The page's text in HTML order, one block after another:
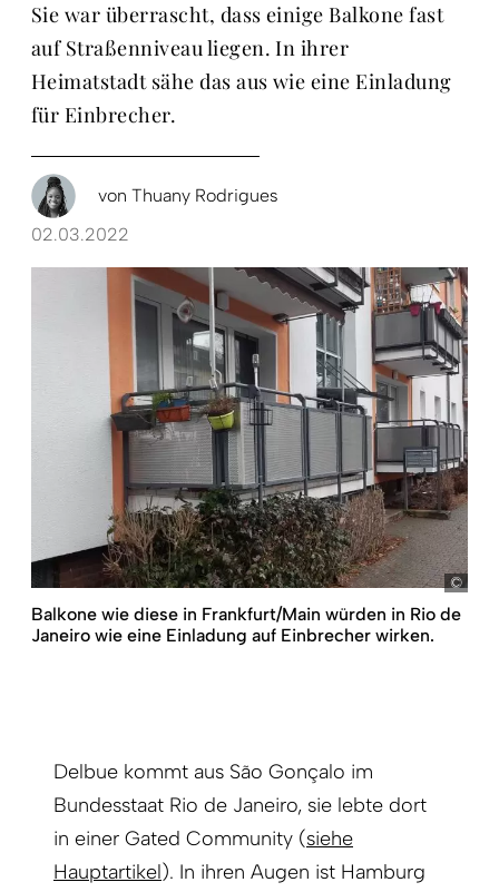
Sie war überrascht, dass einige Balkone fast
auf Straßenniveau liegen. In ihrer
Heimatstadt sähe das aus wie eine Einladung
für Einbrecher.
von Thuany Rodrigues
02.03.2022
Balkone wie diese in Frankfurt/Main würden in Rio de
Janeiro wie eine Einladung auf Einbrecher wirken.
Delbue kommt aus São Gonçalo im
Bundesstaat Rio de Janeiro, sie lebte dort
in einer Gated Community (siehe
Hauptartikel). In ihren Augen ist Hamburg